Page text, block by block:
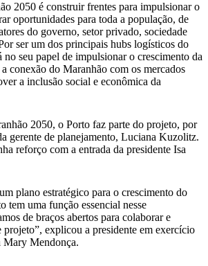
2050 é construir frentes para impulsionar o
oportunidades para toda a população, de
do governo, setor privado, sociedade
ser um dos principais hubs logísticos do
seu papel de impulsionar o crescimento da
conexão do Maranhão com os mercados
a inclusão social e econômica da
2050, o Porto faz parte do projeto, por
gerente de planejamento, Luciana Kuzolitz.
reforço com a entrada da presidente Isa
plano estratégico para o crescimento do
tem uma função essencial nesse
de braços abertos para colaborar e
projeto”, explicou a presidente em exercício
Mary Mendonça.